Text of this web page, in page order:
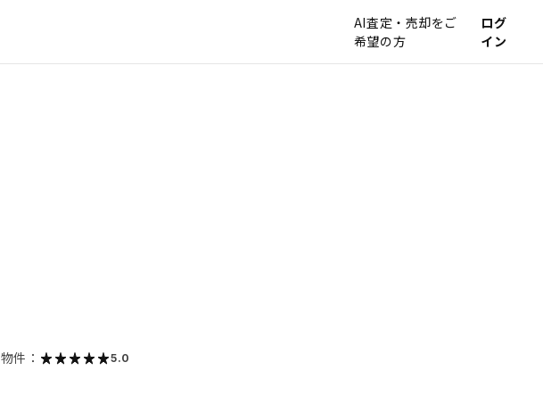
AI査定・売却をご
希望の方
ログ
イン
物件： 5.0